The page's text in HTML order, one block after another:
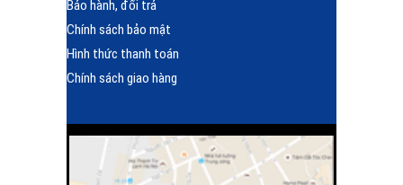
Bảo hành, đổi trả
Chính sách bảo mật
Hình thức thanh toán
Chính sách giao hàng